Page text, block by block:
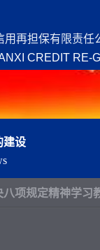
用再担保有限责任
CREDIT RE-
建设
八项规定精神学习